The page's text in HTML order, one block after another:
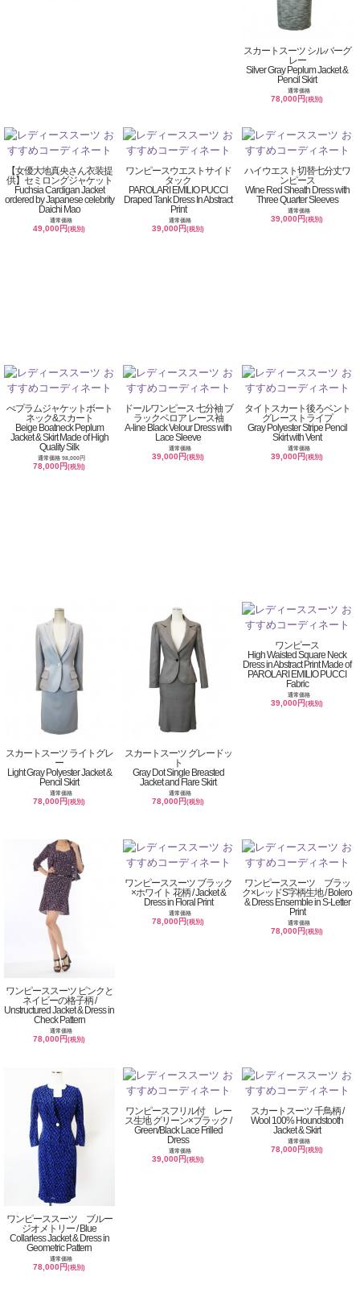
スカートスーツ シルバーグ
レー
Silver Gray Peplum Jacket &
Pencil Skirt
通常価格
78,000円(税別)
【女優大地真央さん衣装提
供】セミロングジャケット
Fuchsia Cardigan Jacket
ordered by Japanese celebrity
Daichi Mao
通常価格
49,000円(税別)
ワンピースウエストサイド
タック
PAROLARI EMILIO PUCCI
Draped Tank Dress In Abstract
Print
通常価格
39,000円(税別)
ハイウエスト切替七分丈ワ
ンピース
Wine Red Sheath Dress with
Three Quarter Sleeves
通常価格
39,000円(税別)
ぺプラムジャケットボート
ネック&スカート
Beige Boatneck Peplum
Jacket & Skirt Made of High
Quality Silk
通常価格 98,000円
78,000円(税別)
ドールワンピース 七分袖 ブ
ラックベロア レース袖
A-line Black Velour Dress with
Lace Sleeve
通常価格
39,000円(税別)
タイトスカート後ろベント
グレーストライプ
Gray Polyester Stripe Pencil
Skirt with Vent
通常価格
39,000円(税別)
スカートスーツ ライトグレ
ー
Light Gray Polyester Jacket &
Pencil Skirt
通常価格
78,000円(税別)
スカートスーツ グレードッ
ト
Gray Dot Single Breasted
Jacket and Flare Skirt
通常価格
78,000円(税別)
ワンピース
High Waisted Square Neck
Dress in Abstract Print Made of
PAROLARI EMILIO PUCCI
Fabric
通常価格
39,000円(税別)
ワンピーススーツ ピンクと
ネイビーの格子柄 /
Unstructured Jacket & Dress in
Check Pattern
通常価格
78,000円(税別)
ワンピーススーツ ブラック
×ホワイト 花柄 / Jacket &
Dress in Floral Print
通常価格
78,000円(税別)
ワンピーススーツ ブラッ
ク×レッドS字柄生地 / Bolero
& Dress Ensemble in S-Letter
Print
通常価格
78,000円(税別)
ワンピーススーツ ブルー
ジオメトリー / Blue
Collarless Jacket & Dress in
Geometric Pattern
通常価格
78,000円(税別)
ワンピースフリル付 レー
ス生地 グリーン×ブラック /
Green/Black Lace Frilled
Dress
通常価格
39,000円(税別)
スカートスーツ 千鳥柄 /
Wool 100% Houndstooth
Jacket & Skirt
通常価格
78,000円(税別)